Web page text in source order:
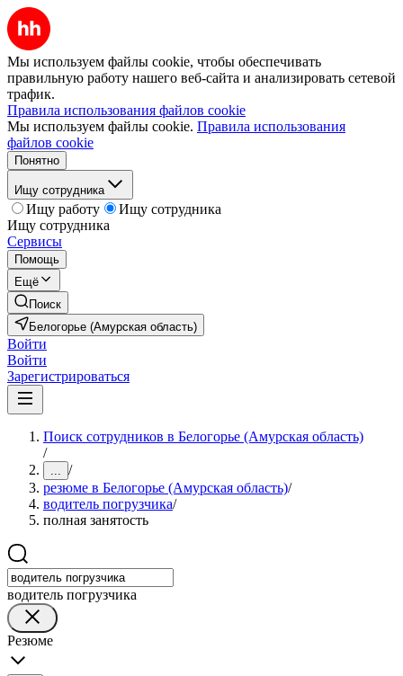
Мы используем файлы cookie, чтобы обеспечивать
правильную работу нашего веб-сайта и анализировать сетевой
трафик.
Правила использования файлов cookie
Мы используем файлы cookie. Правила использования
файлов cookie
Понятно
Ищу сотрудника
Ищу работу
Ищу сотрудника
Ищу сотрудника
Сервисы
Помощь
Ещё
Поиск
Белогорье (Амурская область)
Войти
Войти
Зарегистрироваться
Поиск сотрудников в Белогорье (Амурская область)
/
... /
резюме в Белогорье (Амурская область)/
водитель погрузчика/
полная занятость
водитель погрузчика
Резюме